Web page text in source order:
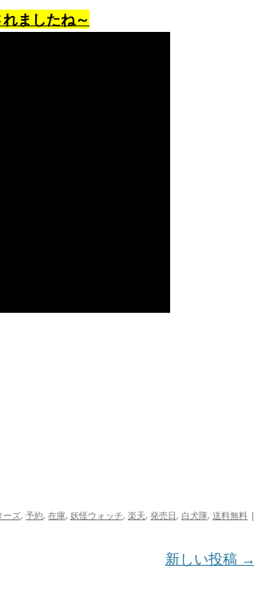
ましたね～
ーズ, 予約, 在庫, 妖怪ウォッチ, 楽天, 発売日, 白犬隊, 送料無料 |
新しい投稿 →